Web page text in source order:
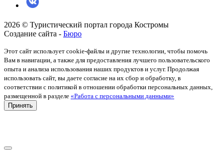
2026 © Туристический портал города Костромы
Создание сайта - Бюро
Этот сайт использует cookie-файлы и другие технологии, чтобы помочь
Вам в навигации, а также для предоставления лучшего пользовательского
опыта и анализа использования наших продуктов и услуг. Продолжая
использовать сайт, вы даете согласие на их сбор и обработку, в
соответствии с политикой в отношении обработки персональных данных,
размещенной в разделе «Работа с персональными данными»
Принять